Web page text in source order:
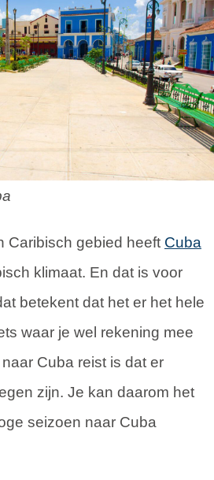
Caribisch gebied heeft Cuba
klimaat. En dat is voor
betekent dat het er het hele
waar je wel rekening mee
Cuba reist is dat er
zijn. Je kan daarom het
seizoen naar Cuba